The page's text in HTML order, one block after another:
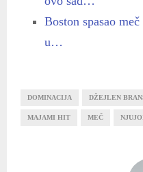
Boston spasao
u…
DOMINACIJA DŽEJLEN
MAJAMI HIT MEČ